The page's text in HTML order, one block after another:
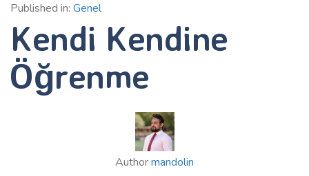
Published in: Genel
Kendi Kendine
Öğrenme
Authormandolin